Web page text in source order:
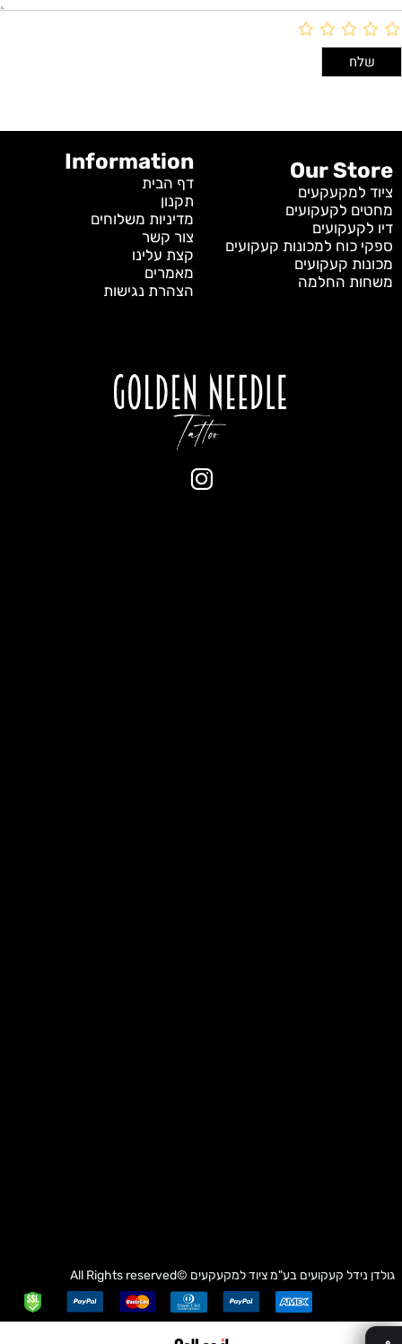
Our Store
ציוד למקעקעים
מחטים לקעקועים
דיו לקעקועים
ספקי כוח למכונות קעקועים
מכונות קעקועים
משחות החלמה
Information
דף הבית
תקנון
מדיניות משלוחים
צור קשר
קצת עלינו
מאמרים
הצהרת נגישות
גולדן נידל קעקועים בע"מציוד למקעקעים ©All Rights reserved